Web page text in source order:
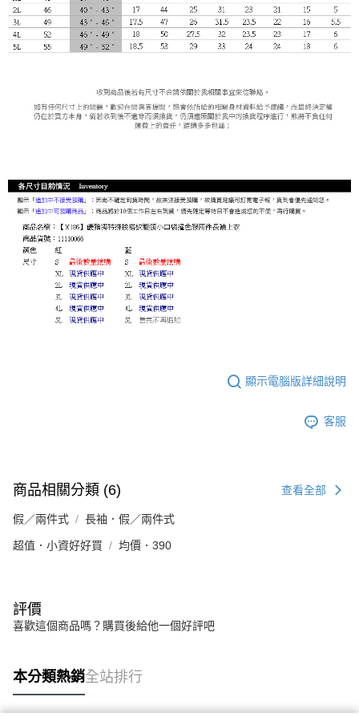
顯示電腦版詳細說明
客服
商品相關分類 (6) 查看全部
假／兩件式 長袖．假／兩件式
超值．小資好好買 均價．390
評價
喜歡這個商品嗎？購買後給他一個好評吧
本分類熱銷全站排行